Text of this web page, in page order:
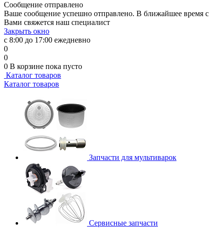
Сообщение отправлено
Ваше сообщение успешно отправлено. В ближайшее время с
Вами свяжется наш специалист
Закрыть окно
с 8:00 до 17:00 ежедневно
0
0
0 В корзине пока пусто
Каталог товаров
Каталог товаров
Запчасти для мультиварок
Сервисные запчасти